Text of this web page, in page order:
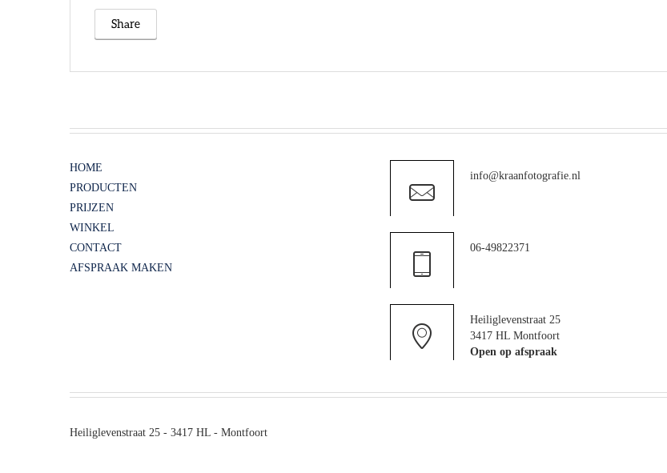
Share
HOME
PRODUCTEN
PRIJZEN
WINKEL
CONTACT
AFSPRAAK MAKEN
info@kraanfotografie.nl
06-49822371
Heiliglevenstraat 25
3417 HL Montfoort
Open op afspraak
Heiliglevenstraat 25 - 3417 HL - Montfoort